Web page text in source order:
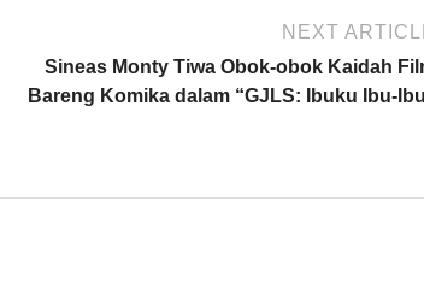
NEXT
Sineas Monty Tiwa Obok-obok Kaidah
Bareng Komika dalam “GJLS: Ibuku Ibu-